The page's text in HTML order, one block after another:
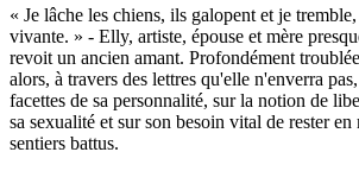
« Je lâche les chiens, ils galopent et je
vivante. » - Elly, artiste, épouse et mère
revoit un ancien amant. Profondément
alors, à travers des lettres qu'elle n'enverra
facettes de sa personnalité, sur la notion de
sa sexualité et sur son besoin vital de rester
sentiers battus.